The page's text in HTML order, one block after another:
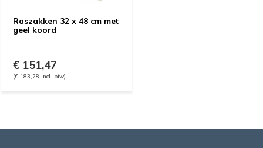
Raszakken 32 x 48 cm met
geel koord
€ 151,47
(€ 183,28 Incl. btw)